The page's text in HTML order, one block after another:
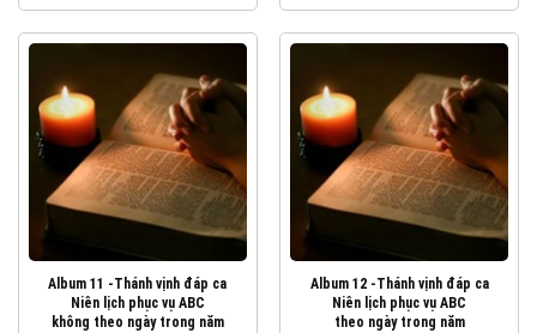
Album 11 -Thánh vịnh đáp ca
Niên lịch phục vụ ABC
không theo ngày trong năm
Album 12 -Thánh vịnh đáp ca
Niên lịch phục vụ ABC
theo ngày trong năm